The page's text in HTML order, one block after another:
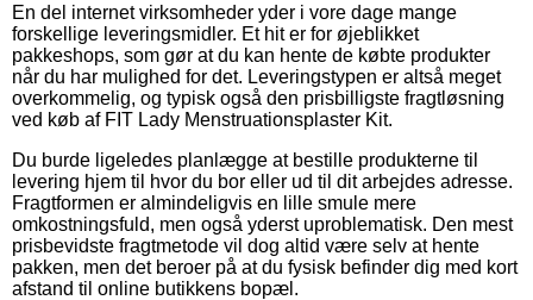
En del internet virksomheder yder i vore dage mange
forskellige leveringsmidler. Et hit er for øjeblikket
pakkeshops, som gør at du kan hente de købte produkter
når du har mulighed for det. Leveringstypen er altså meget
overkommelig, og typisk også den prisbilligste fragtløsning
ved køb af FIT Lady Menstruationsplaster Kit.
Du burde ligeledes planlægge at bestille produkterne til
levering hjem til hvor du bor eller ud til dit arbejdes adresse.
Fragtformen er almindeligvis en lille smule mere
omkostningsfuld, men også yderst uproblematisk. Den mest
prisbevidste fragtmetode vil dog altid være selv at hente
pakken, men det beroer på at du fysisk befinder dig med kort
afstand til online butikkens bopæl.